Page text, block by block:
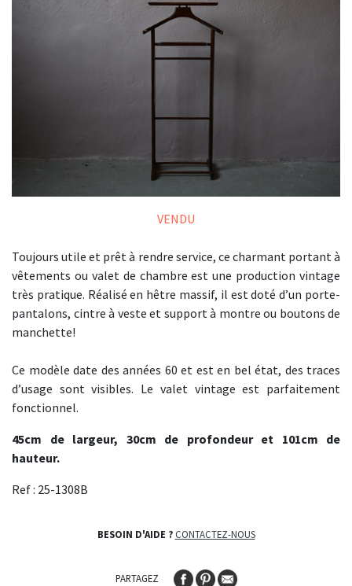
VENDU
Toujours utile et prêt à rendre service, ce charmant portant à
vêtements ou valet de chambre est une production vintage
très pratique. Réalisé en hêtre massif, il est doté d’un porte-
pantalons, cintre à veste et support à montre ou boutons de
manchette!
Ce modèle date des années 60 et est en bel état, des traces
d’usage sont visibles. Le valet vintage est parfaitement
fonctionnel.
45cm de largeur, 30cm de profondeur et 101cm de
hauteur.
Ref : 25-1308B
BESOIN D'AIDE ? CONTACTEZ-NOUS
PARTAGEZ